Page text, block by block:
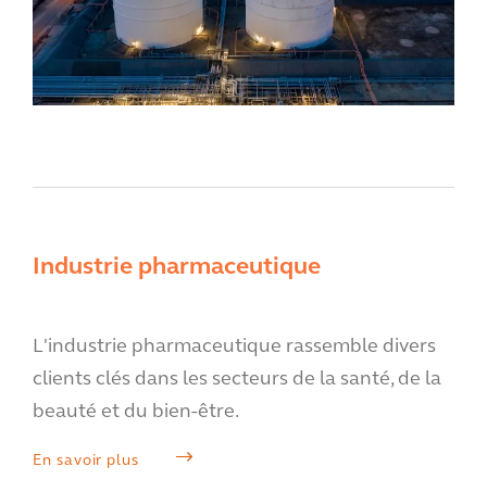
Industrie pharmaceutique
L'industrie pharmaceutique rassemble divers
clients clés dans les secteurs de la santé, de la
beauté et du bien-être.
En savoir plus